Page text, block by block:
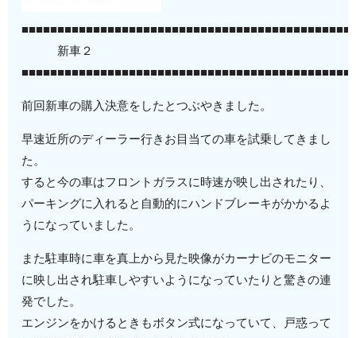
■■■■■■■■■■■■■■■■■■■■■■■■■■■■■■■■■■■■■■■■■■■■■■
新車２
■■■■■■■■■■■■■■■■■■■■■■■■■■■■■■■■■■■■■■■■■■■■■■
前回新車の購入決意をしたとつぶやきました。
早速近所のディーラー行きお目当ての車を試乗してきまし
た。
すると今の車はフロントガラスに時速が映し出されたり、
パーキングに入れると自動的にハンドブレーキがかかるよ
うになっていました。
また駐車時に車を真上から見た映像がカーナビのモニター
に映し出され駐車しやすいようになっていたりと驚きの連
発でした。
エンジンをかけるときもボタン式になっていて、戸惑って